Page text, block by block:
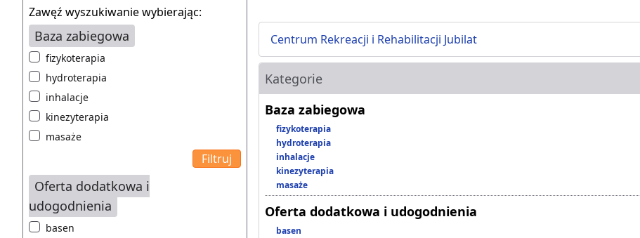
Zawęź wyszukiwanie wybierając:
Baza zabiegowa
fizykoterapia
hydroterapia
inhalacje
kinezyterapia
masaże
Oferta dodatkowa i
udogodnienia
basen
Centrum Rekreacji i Rehabilitacji Jubilat
Kategorie
Baza zabiegowa
fizykoterapia
hydroterapia
inhalacje
kinezyterapia
masaże
Oferta dodatkowa i udogodnienia
basen